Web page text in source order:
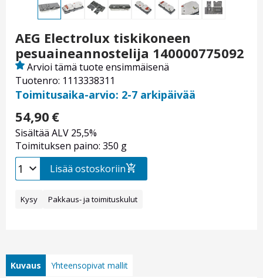
AEG Electrolux tiskikoneen
pesuaineannostelija 140000775092
Tuotenro: 1113338311
Arvioi tämä tuote ensimmäisenä
Toimitusaika-arvio: 2-7 arkipäivää
54,90 €
Sisältää ALV 25,5%
Toimituksen paino: 350 g
Lisää ostoskoriin
Kysy Pakkaus- ja toimituskulut
Kuvaus Yhteensopivat mallit